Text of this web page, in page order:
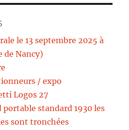
le 13 septembre 2025 à
de Nancy)
/ expo
Logos 27
portable standard 1930 les
sont tronchées